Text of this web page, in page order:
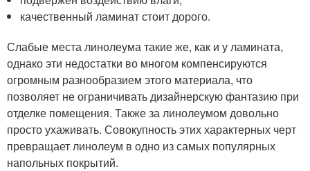
качественный ламинат стоит дорого.
Слабые места линолеума такие же, как и у ламината,
однако эти недостатки во многом компенсируются
огромным разнообразием этого материала, что
позволяет не ограничивать дизайнерскую фантазию при
отделке помещения. Также за линолеумом довольно
просто ухаживать. Совокупность этих характерных черт
превращает линолеум в одно из самых популярных
напольных покрытий.